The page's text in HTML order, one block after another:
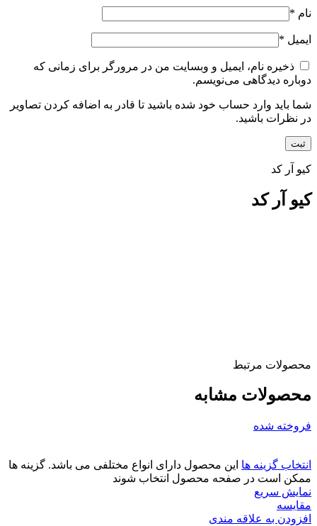
نام *
ایمیل *
ذخیره نام، ایمیل و وبسایت من در مرورگر برای زمانی که
دوباره دیدگاهی می‌نویسم.
شما باید وارد حساب خود شده باشید تا قادر به اضافه کردن تصاویر
در نظرات باشید.
کیو آر کد
کیو آر کد
محصولات مرتبط
محصولات مشابه
فروخته شده
انتخاب گزینه ها این محصول دارای انواع مختلفی می باشد. گزینه ها
ممکن است در صفحه محصول انتخاب شوند
نمایش سریع
مقايسه
افزودن به علاقه مندی